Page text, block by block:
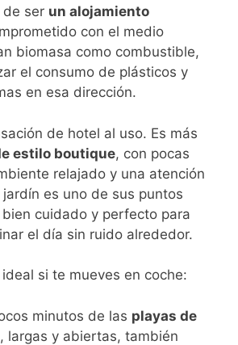
de ser un alojamiento
con el medio
biomasa como combustible,
el consumo de plásticos y
en esa dirección.
de hotel al uso. Es más
estilo boutique, con pocas
relajado y una atención
jardín es uno de sus puntos
cuidado y perfecto para
el día sin ruido alrededor.
si te mueves en coche:
minutos de las playas de
, largas y abiertas, también